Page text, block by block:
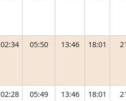
02:34 05:50 13:46 18:01
02:28 05:49 13:46 18:01